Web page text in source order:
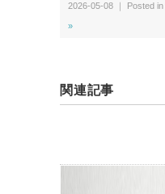
2026-05-08 ｜ Posted in
»
関連記事